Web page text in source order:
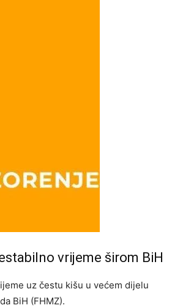
vrijeme širom BiH
uz čestu kišu u većem dijelu
BiH (FHMZ).